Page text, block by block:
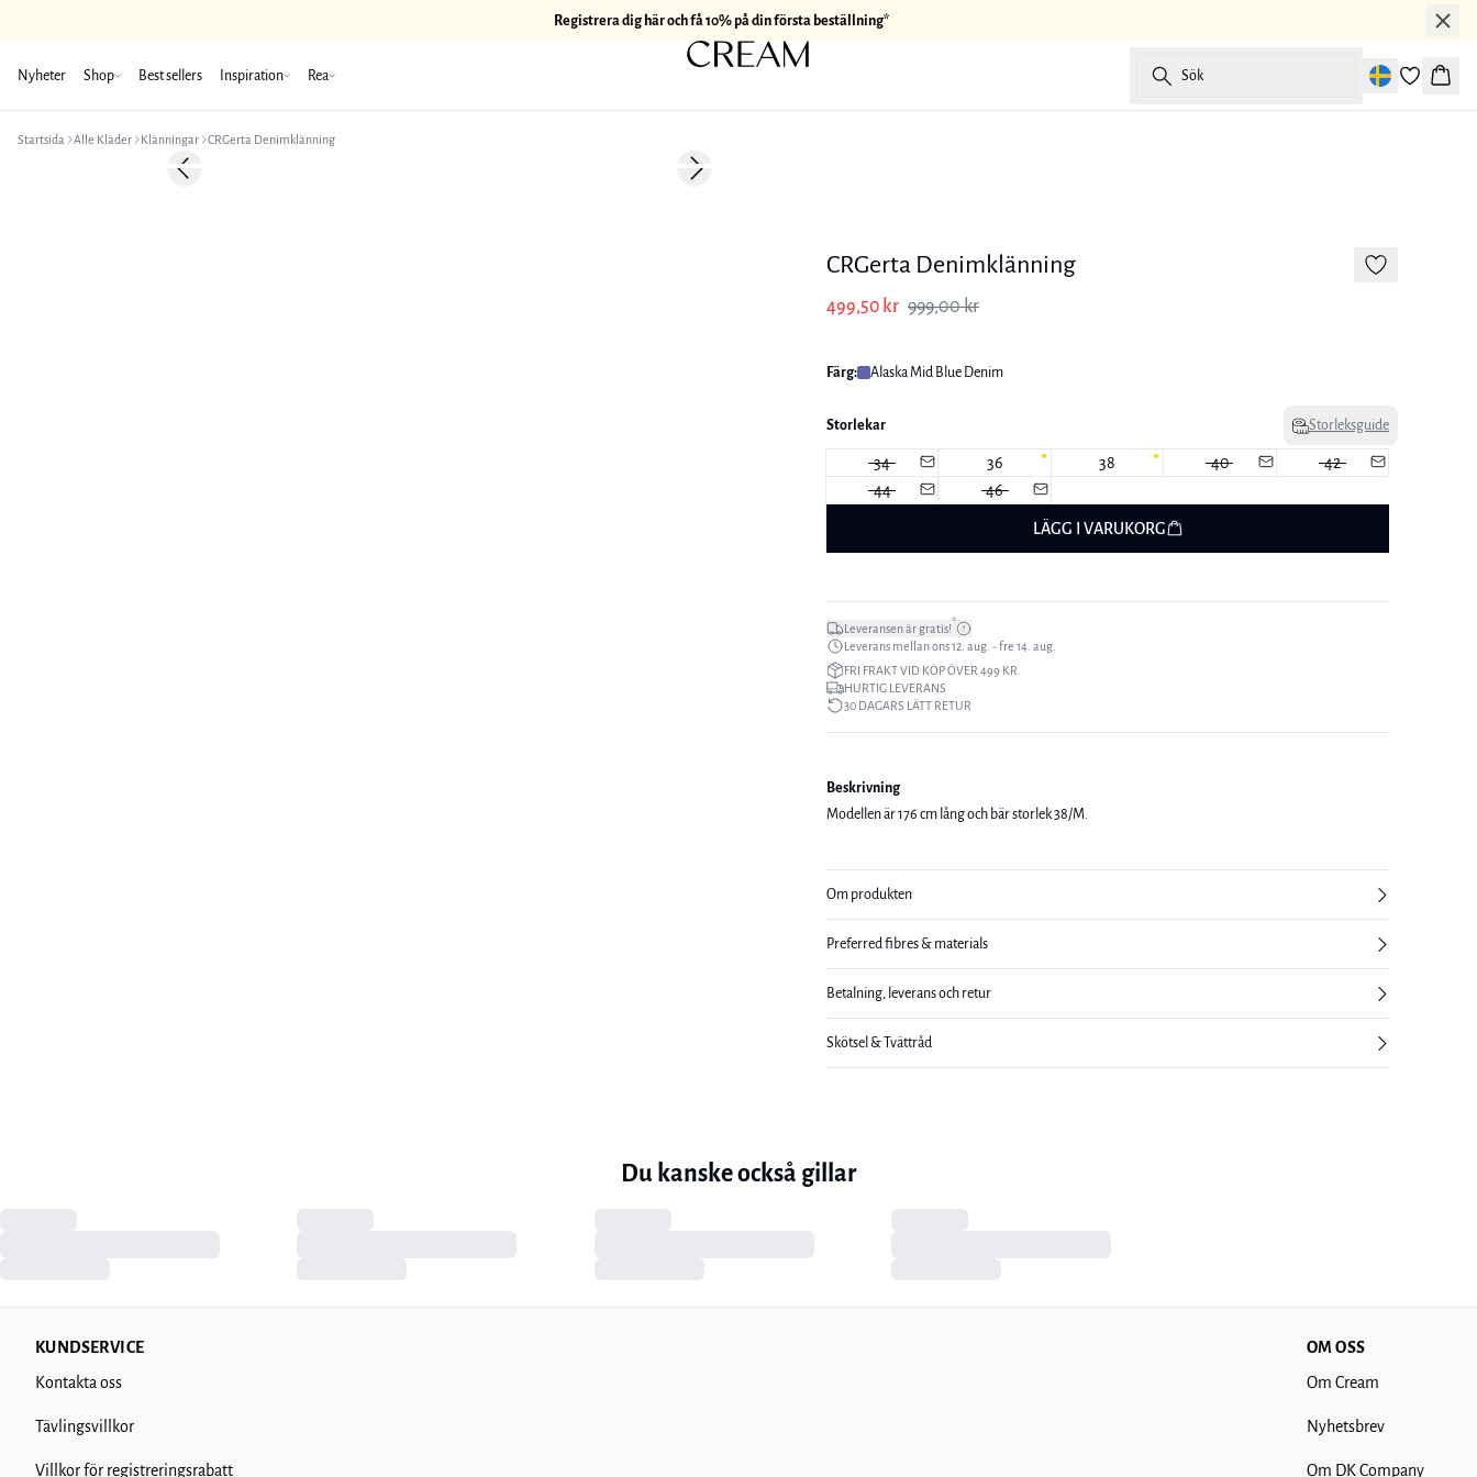
Registrera dig här och få 10% på din första beställning*
Nyheter Shop Best sellers Inspiration Rea Sök
Korg
Startsida Alle Kläder Klänningar CRGerta Denimklänning
-50%Previous slide Next slide
CRGerta Denimklänning
499,50 kr 999,00 kr
Färg: Alaska Mid Blue Denim
Storlekar Storleksguide
34 36 38 40
42
44
46
LÄGG I VARUKORG
Leveransen är gratis!*
Leverans mellan ons 12. aug. - fre 14. aug.
FRI FRAKT VID KÖP ÖVER 499 KR.
HURTIG LEVERANS
30 DAGARS LÄTT RETUR
Beskrivning
Modellen är 176 cm lång och bär storlek 38/M.
Om produkten
Preferred fibres & materials
Betalning, leverans och retur
Skötsel & Tvättråd
Du kanske också gillar
KUNDSERVICE
Kontakta oss
Tävlingsvillkor
Villkor för registreringsrabatt
OM OSS
Om Cream
Nyhetsbrev
Om DK Company